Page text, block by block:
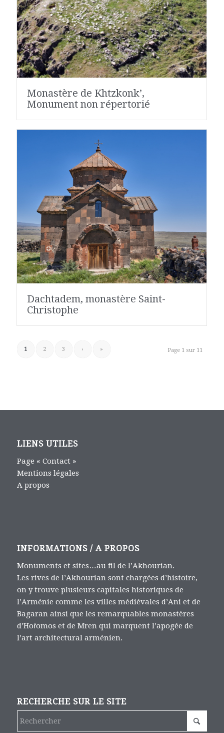
Monastère de Khtzkonk’,
Monument non répertorié
Dachtadem, monastère Saint-
Christophe
Page 1 sur 11
1 2 3 › »
LIENS UTILES
Page « Contact »
Mentions légales
A propos
INFORMATIONS / A PROPOS
Monuments et sites…au fil de l’Akhourian.
Les rives de l’Akhourian sont chargées d’histoire,
on y trouve plusieurs capitales historiques de
l’Arménie comme les villes médiévales d’Ani et de
Bagaran ainsi que les remarquables monastères
d’Hoṙomos et de Mren qui marquent l’apogée de
l’art architectural arménien.
RECHERCHE SUR LE SITE